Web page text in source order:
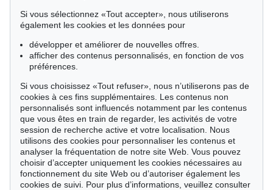
Cimélie
Trier par:
Tous les objets
Offres actuelles
Objets vendus
Chercher
Si vous sélectionnez «Tout accepter», nous utiliserons
également les cookies et les données pour
développer et améliorer de nouvelles offres.
afficher des contenus personnalisés, en fonction de vos
préférences.
Si vous choisissez «Tout refuser», nous n’utiliserons pas de
cookies à ces fins supplémentaires. Les contenus non
personnalisés sont influencés notamment par les contenus
que vous êtes en train de regarder, les activités de votre
session de recherche active et votre localisation. Nous
utilisons des cookies pour personnaliser les contenus et
analyser la fréquentation de notre site Web. Vous pouvez
choisir d’accepter uniquement les cookies nécessaires au
fonctionnement du site Web ou d’autoriser également les
cookies de suivi. Pour plus d’informations, veuillez consulter